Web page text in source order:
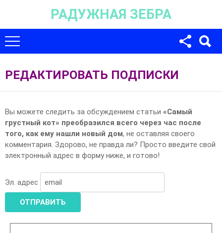
РАДУЖНАЯ ЗЕБРА
РЕДАКТИРОВАТЬ ПОДПИСКИ
Вы можете следить за обсуждением статьи «Самый
грустный кот» преобразился всего через час после
того, как ему нашли новый дом, не оставляя своего
комментария. Здорово, не правда ли? Просто введите свой
электронный адрес в форму ниже, и готово!
Эл. адрес
Для любых предложений по сайту: